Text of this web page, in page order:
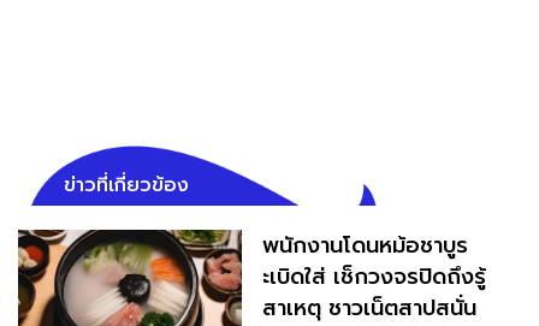
ข่าวที่เกี่ยวข้อง
พนักงานโดนหม้อชาบูร
ะเบิดใส่ เช็กวงจรปิดถึงรู้
สาเหตุ ชาวเน็ตสาปสนั่น